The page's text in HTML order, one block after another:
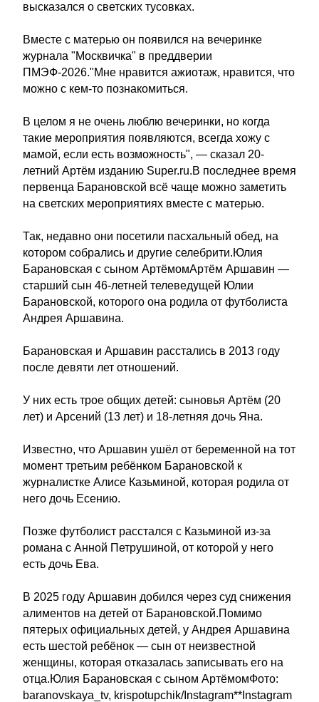
высказался о светских тусовках.
Вместе с матерью он появился на вечеринке
журнала "Москвичка" в преддверии
ПМЭФ-2026."Мне нравится ажиотаж, нравится, что
можно с кем-то познакомиться.
В целом я не очень люблю вечеринки, но когда
такие мероприятия появляются, всегда хожу с
мамой, если есть возможность", — сказал 20-
летний Артём изданию Super.ru.В последнее время
первенца Барановской всё чаще можно заметить
на светских мероприятиях вместе с матерью.
Так, недавно они посетили пасхальный обед, на
котором собрались и другие селебрити.Юлия
Барановская с сыном АртёмомАртём Аршавин —
старший сын 46-летней телеведущей Юлии
Барановской, которого она родила от футболиста
Андрея Аршавина.
Барановская и Аршавин расстались в 2013 году
после девяти лет отношений.
У них есть трое общих детей: сыновья Артём (20
лет) и Арсений (13 лет) и 18-летняя дочь Яна.
Известно, что Аршавин ушёл от беременной на тот
момент третьим ребёнком Барановской к
журналистке Алисе Казьминой, которая родила от
него дочь Есению.
Позже футболист расстался с Казьминой из-за
романа с Анной Петрушиной, от которой у него
есть дочь Ева.
В 2025 году Аршавин добился через суд снижения
алиментов на детей от Барановской.Помимо
пятерых официальных детей, у Андрея Аршавина
есть шестой ребёнок — сын от неизвестной
женщины, которая отказалась записывать его на
отца.Юлия Барановская с сыном АртёмомФото:
baranovskaya_tv, krispotupchik/Instagram**Instagram